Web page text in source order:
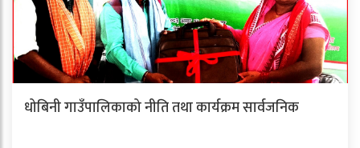
धोबिनी गाउँपालिकाको नीति तथा कार्यक्रम सार्वजनिक